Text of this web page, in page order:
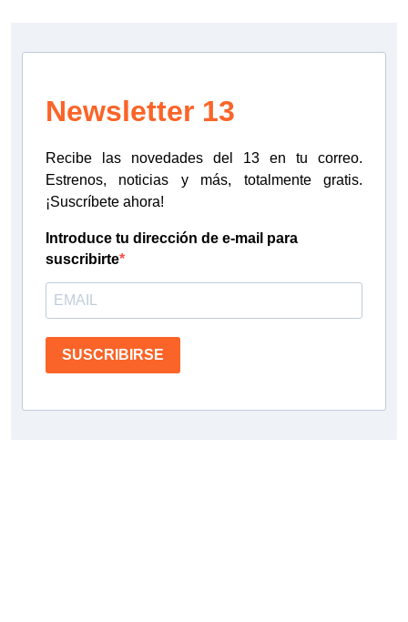
Newsletter 13
Recibe las novedades del 13 en tu correo.
Estrenos, noticias y más, totalmente gratis.
¡Suscríbete ahora!
Introduce tu dirección de e-mail para
suscribirte
SUSCRIBIRSE